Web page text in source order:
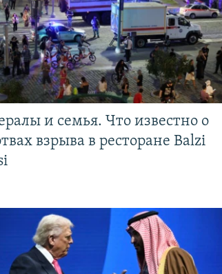
и семья. Что известно о
взрыва в ресторане Balzi